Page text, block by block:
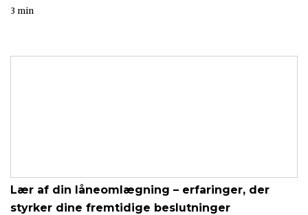
3 min
Lær af din låneomlægning – erfaringer, der
styrker dine fremtidige beslutninger